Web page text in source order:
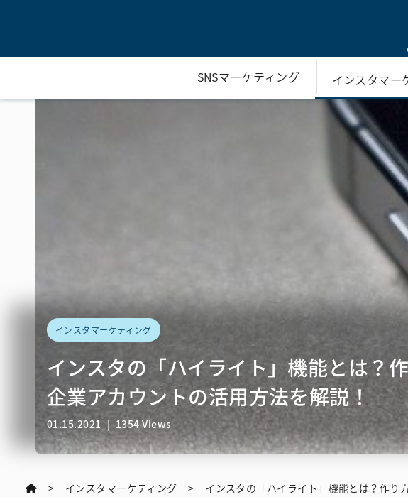
SNSマーケティング インスタマー
インスタマーケティング
インスタの「ハイライト」機能とは？
企業アカウントの活用方法を解説！
01.15.2021 | 1354 Views
インスタマーケティング
インスタの「ハイライト」機能とは？作り